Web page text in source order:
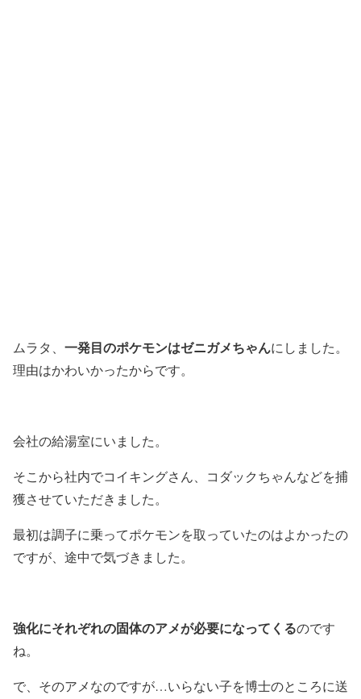
ムラタ、 一発目のポケモンはゼニガメちゃんにしました。
理由はかわいかったからです。
会社の給湯室にいました。
そこから社内でコイキングさん、コダックちゃんなどを捕
獲させていただきました。
最初は調子に乗ってポケモンを取っていたのはよかったの
ですが、途中で気づきました。
強化にそれぞれの固体のアメが必要になってくるのです
ね。
で、そのアメなのですが…いらない子を博士のところに送